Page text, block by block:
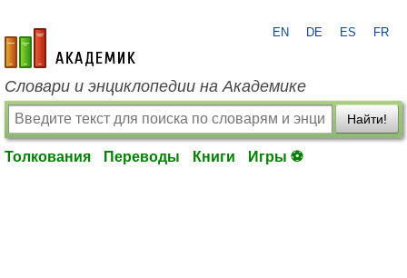
academic.ru
EN DE ES FR
Словари и энциклопедии на Академике
Найти!
Толкования Переводы Книги Игры ⚽